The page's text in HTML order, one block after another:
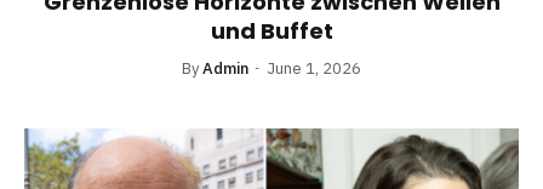
und Buffet
ByAdmin June 1, 2026